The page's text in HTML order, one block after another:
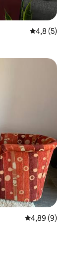
4,8 de
4,8 (5)
4,89 de uma
4,89 (9)